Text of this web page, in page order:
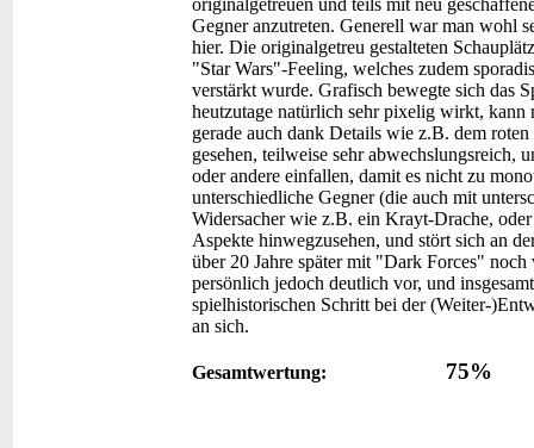
originalgetreuen und teils mit neu
Gegner anzutreten. Generell war man wohl
hier. Die originalgetreu gestalteten
"Star Wars"-Feeling, welches zudem
verstärkt wurde. Grafisch bewegte sich das
heutzutage natürlich sehr pixelig wirkt,
gerade auch dank Details wie z.B. dem
gesehen, teilweise sehr abwechslungsreich,
oder andere einfallen, damit es nicht zu
unterschiedliche Gegner (die auch mit
Widersacher wie z.B. ein Krayt-Drache,
Aspekte hinwegzusehen, und stört sich an
über 20 Jahre später mit "Dark Forces"
persönlich jedoch deutlich vor, und
spielhistorischen Schritt bei der (Weiter-
an sich.
Gesamtwertung: 75%